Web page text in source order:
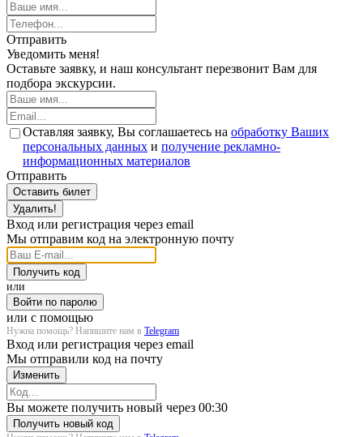
Отправить
Уведомить меня!
Оставьте заявку, и наш консультант перезвонит Вам для
подбора экскурсии.
Оставляя заявку, Вы соглашаетесь на обработку Ваших
персональных данных и получение рекламно-
информационных материалов
Отправить
Оставить билет
Удалить!
Вход или регистрация через email
Мы отправим код на электронную почту
Получить код
или
Войти по паролю
или с помощью
Нужна помощь? Напишите нам в Telegram
Вход или регистрация через email
Мы отправили код на почту
Изменить
Загрузка...
Вы можете получить новый через 00:30
Получить новый код